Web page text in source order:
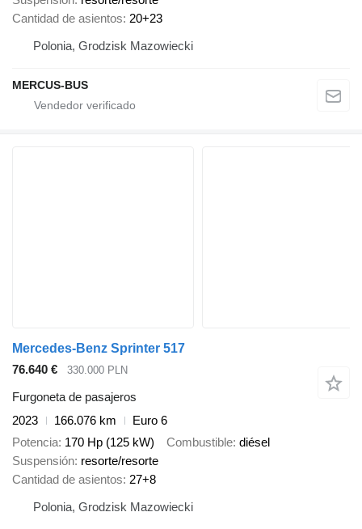
Cantidad de asientos 20+23
Polonia, Grodzisk Mazowiecki
MERCUS-BUS
Mercedes-Benz Sprinter 517
76.640 €
330.000 PLN
Furgoneta de pasajeros
2023
166.076 km
Euro 6
Potencia 170 Hp (125 kW) Combustible diésel
Suspensión resorte/resorte
Cantidad de asientos 27+8
Polonia, Grodzisk Mazowiecki